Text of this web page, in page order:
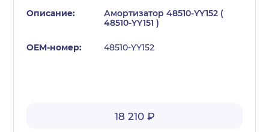
Амортизатор 48510-YY152 (
48510-YY151 )
48510-YY152
18 210 ₽